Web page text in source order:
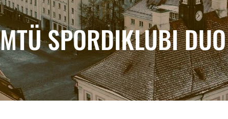
SPORDIKLUBI DUO